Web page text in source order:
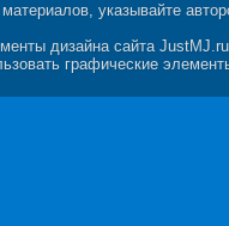
указывайте
дизайна сайта
графические